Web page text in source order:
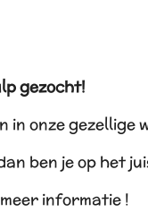
gezocht!
in onze gezellige
ben je op het
informatie !